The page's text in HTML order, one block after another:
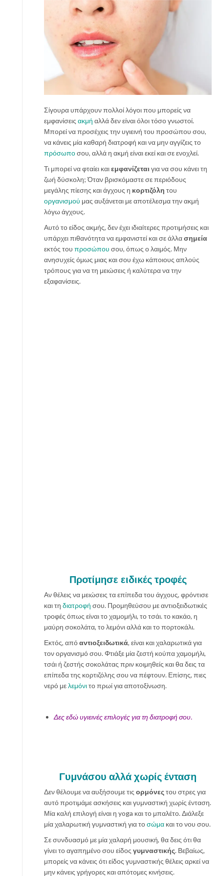
Σίγουρα υπάρχουν πολλοί λόγοι που μπορείς να
εμφανίσεις ακμή αλλά δεν είναι όλοι τόσο γνωστοί.
Μπορεί να προσέχεις την υγιεινή του προσώπου σου,
να κάνεις μία καθαρή διατροφή και να μην αγγίζεις το
πρόσωποσου, αλλά η ακμή είναι εκεί και σε ενοχλεί.
Τι μπορεί να φταίει καιεμφανίζεται για να σου κάνει τη
ζωή δύσκολη; Όταν βρισκόμαστε σε περιόδους
μεγάλης πίεσης και άγχους η κορτιζόλη του
οργανισμού μας αυξάνεται με αποτέλεσμα την ακμή
λόγω άγχους.
Αυτό το είδος ακμής, δεν έχει ιδιαίτερες προτιμήσεις και
υπάρχει πιθανότητα να εμφανιστεί και σε άλλασημεία
εκτός του προσώπου σου, όπως ο λαιμός. Μην
ανησυχείς όμως μιας και σου έχω κάποιους απλούς
τρόπους για να τη μειώσεις ή καλύτερα να την
εξαφανίσεις.
Προτίμησε ειδικές τροφές
Αν θέλεις να μειώσεις τα επίπεδα του άγχους, φρόντισε
και τη διατροφή σου. Προμηθεύσου με αντιοξειδωτικές
τροφές όπως είναι το χαμομήλι, το τσάι. το κακάο, η
μαύρη σοκολάτα, το λεμόνι αλλά και το πορτοκάλι.
Εκτός, απόαντιοξειδωτικά, είναι και χαλαρωτικά για
τον οργανισμό σου. Φτιάξε μία ζεστή κούπα χαμομήλι,
τσάι ή ζεστής σοκολάτας πριν κοιμηθείς και θα δεις τα
επίπεδα της κορτιζόλης σου να πέφτουν. Επίσης, πιες
νερό μελεμόνιτο πρωί για αποτοξίνωση.
Δες εδώ υγιεινές επιλογές για τη διατροφή σου.
Γυμνάσου αλλά χωρίς ένταση
Δεν θέλουμε να αυξήσουμε τις ορμόνεςτου στρες για
αυτό προτιμάμε ασκήσεις και γυμναστική χωρίς ένταση.
Μία καλή επιλογή είναι η yoga και το μπαλέτο. Διάλεξε
μία χαλαρωτική γυμναστική για τοσώμα και το νου σου.
Σε συνδυασμό με μία χαλαρή μουσική, θα δεις ότι θα
γίνει το αγαπημένο σου είδος γυμναστικής. Βεβαίως,
μπορείς να κάνεις ότι είδος γυμναστικής θέλεις αρκεί να
μην κάνεις γρήγορες και απότομες κινήσεις.